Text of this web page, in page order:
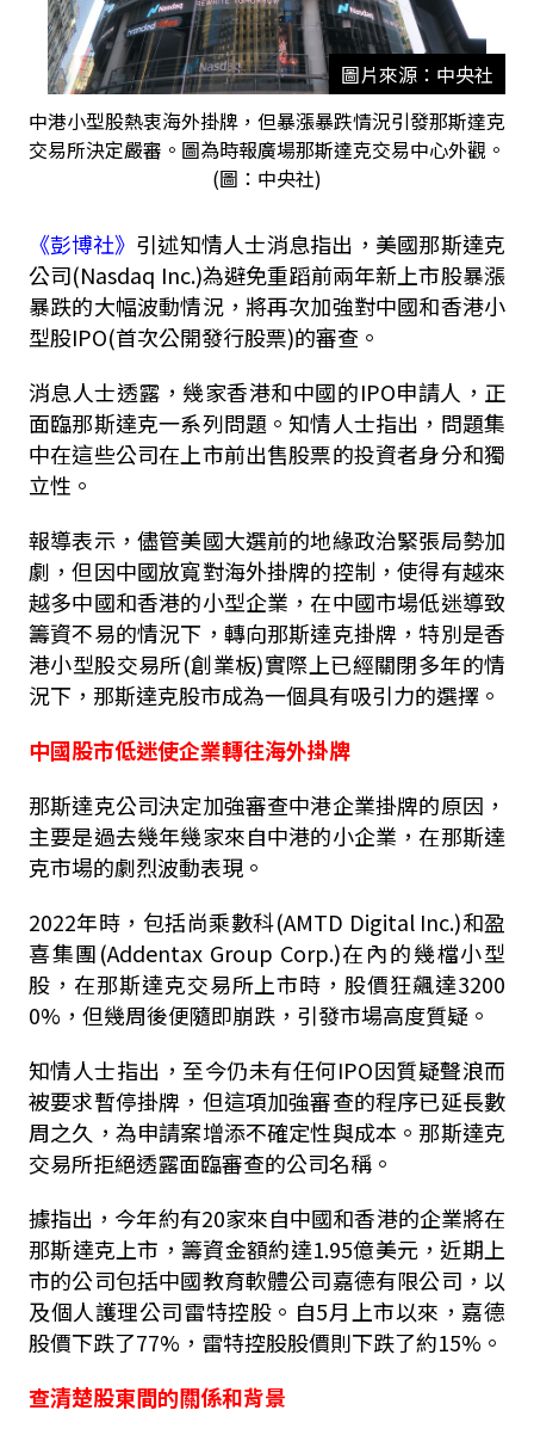
圖片來源：中央社
中港小型股熱衷海外掛牌，但暴漲暴跌情況引發那斯達克
交易所決定嚴審。圖為時報廣場那斯達克交易中心外觀。
(圖：中央社)
《彭博社》 引述知情人士消息指出，美國那斯達克
公司(Nasdaq Inc.)為避免重蹈前兩年新上市股暴漲
暴跌的大幅波動情況，將再次加強對中國和香港小
型股IPO(首次公開發行股票)的審查。
消息人士透露，幾家香港和中國的IPO申請人，正
面臨那斯達克一系列問題。知情人士指出，問題集
中在這些公司在上市前出售股票的投資者身分和獨
立性。
報導表示，儘管美國大選前的地緣政治緊張局勢加
劇，但因中國放寬對海外掛牌的控制，使得有越來
越多中國和香港的小型企業，在中國市場低迷導致
籌資不易的情況下，轉向那斯達克掛牌，特別是香
港小型股交易所(創業板)實際上已經關閉多年的情
況下，那斯達克股市成為一個具有吸引力的選擇。
中國股市低迷使企業轉往海外掛牌
那斯達克公司決定加強審查中港企業掛牌的原因，
主要是過去幾年幾家來自中港的小企業，在那斯達
克市場的劇烈波動表現。
2022年時，包括尚乘數科(AMTD Digital Inc.)和盈
喜集團(Addentax Group Corp.)在內的幾檔小型
股，在那斯達克交易所上市時，股價狂飆達3200
0%，但幾周後便隨即崩跌，引發市場高度質疑。
知情人士指出，至今仍未有任何IPO因質疑聲浪而
被要求暫停掛牌，但這項加強審查的程序已延長數
周之久，為申請案增添不確定性與成本。那斯達克
交易所拒絕透露面臨審查的公司名稱。
據指出，今年約有20家來自中國和香港的企業將在
那斯達克上市，籌資金額約達1.95億美元，近期上
市的公司包括中國教育軟體公司嘉德有限公司，以
及個人護理公司雷特控股。自5月上市以來，嘉德
股價下跌了77%，雷特控股股價則下跌了約15%。
查清楚股東間的關係和背景